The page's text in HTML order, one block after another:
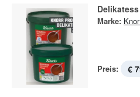
Marke:
Preis: €